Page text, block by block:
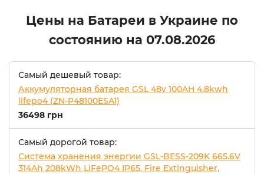
Цены на Батареи в Украине по
состоянию на 07.08.2026
Самый дешевый товар:
Аккумуляторная батарея GSL 48v 100AH 4.8kwh
lifepo4 (ZN-P48100ESA1)
36498 грн
Самый дорогой товар:
Система хранения энергии GSL-BESS-209K 665.6V
314Ah 208kWh LiFePO4 IP65, Fire Extinguisher,